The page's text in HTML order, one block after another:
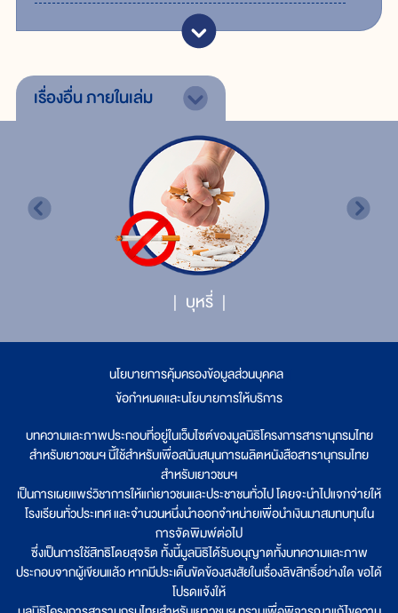
เรื่องอื่นภายในเล่ม
บุหรี่
นโยบายการคุ้มครองข้อมูลส่วนบุคคล
ข้อกำหนดและนโยบายการให้บริการ
บทความและภาพประกอบที่อยู่ในเว็บไซต์ของมูลนิธิโครงการสารานุกรมไทย
สำหรับเยาวชนฯ นี้ใช้สำหรับเพื่อสนับสนุนการผลิตหนังสือสารานุกรมไทย
สำหรับเยาวชนฯ
เป็นการเผยแพร่วิชาการให้แก่เยาวชนและประชาชนทั่วไป โดยจะนำไปแจกจ่ายให้
โรงเรียนทั่วประเทศ และจำนวนหนึ่งนำออกจำหน่ายเพื่อนำเงินมาสมทบทุนใน
การจัดพิมพ์ต่อไป
ซึ่งเป็นการใช้สิทธิโดยสุจริต ทั้งนี้มูลนิธิได้รับอนุญาตทั้งบทความและภาพ
ประกอบจากผู้เขียนแล้ว หากมีประเด็นขัดข้องสงสัยในเรื่องลิขสิทธิ์อย่างใด ขอได้
โปรดแจ้งให้